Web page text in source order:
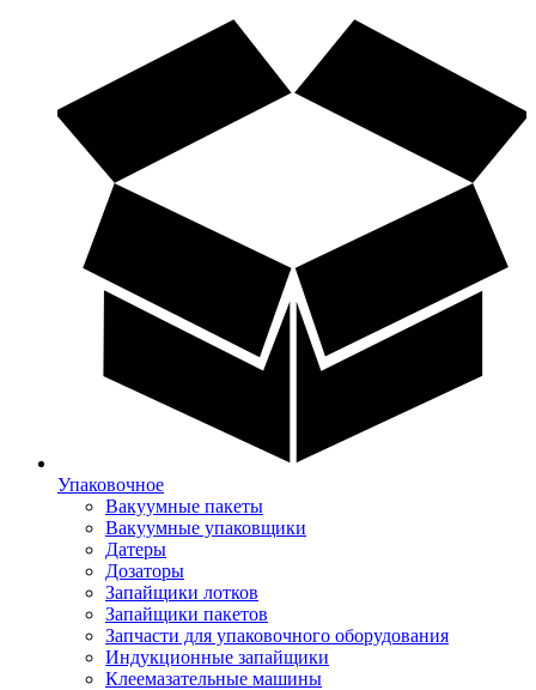
Упаковочное
Вакуумные пакеты
Вакуумные упаковщики
Датеры
Дозаторы
Запайщики лотков
Запайщики пакетов
Запчасти для упаковочного оборудования
Индукционные запайщики
Клеемазательные машины